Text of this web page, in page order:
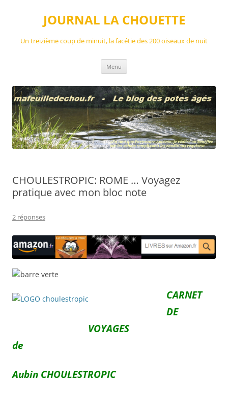
JOURNAL LA CHOUETTE
Un treizième coup de minuit, la facétie des 200 oiseaux de nuit
Menu
CHOULESTROPIC: ROME … Voyagez
pratique avec mon bloc note
2 réponses
CARNET
DE
VOYAGES
de
Aubin CHOULESTROPIC